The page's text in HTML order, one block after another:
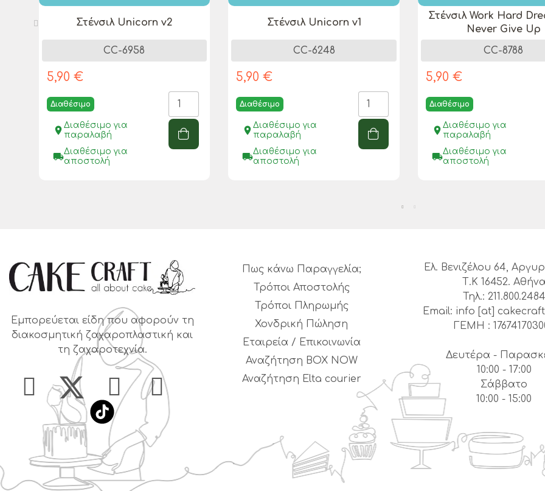
Στένσιλ Unicorn v2
CC-6958
5,90 €
Διαθέσιμο
place Διαθέσιμο για
παραλαβή
local_shippingΔιαθέσιμο για
αποστολή
Στένσιλ Unicorn v1
CC-6248
5,90 €
Διαθέσιμο
placeΔιαθέσιμο για
παραλαβή
local_shippingΔιαθέσιμο για
αποστολή
Στένσιλ Work Hard
Never Give Up
CC-8788
5,90 €
Διαθέσιμο
place Διαθέσιμο για
παραλαβή
local_shippingΔιαθέσιμο για
αποστολή
Εμπορεύεται είδη που αφορούν τη
διακοσμητική ζαχαροπλαστική και
τη ζαχαροτεχνία.
Πως κάνω Παραγγελία;
Τρόποι Αποστολής
Τρόποι Πληρωμής
Χονδρική Πώληση
Εταιρεία / Επικοινωνία
Αναζήτηση BOX NOW
Αναζήτηση Elta courier
Ελ. Βενιζέλου 64,
Τ.Κ 16452. Αθήνα
Τηλ.: 211.800.2484
Email: info [at]
ΓΕΜΗ :
Δευτέρα -
10:00 - 17:00
Σάββατο
10:00 - 15:00